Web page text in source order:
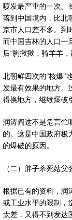
喷发最严重的一次。
落到中国境内，比北
京市人口差不多。到
而中国吉林的人口一
后“胸揪揪，骑羊羊
北朝鲜四次的“核爆”
发最有效果的地方。
得换地方，继续爆破
润涛阎这不是危言耸
的。这是中国政府极
的爆破的原因。
（二）胖子杀死姑
根据已有的资料，润
或工业水平的限制，
太差，又得不到发达